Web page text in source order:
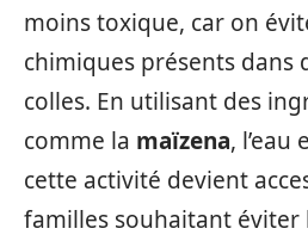
moins toxique, car on
chimiques présents dans
colles. En utilisant des
comme la maïzena, l’eau
cette activité devient
familles souhaitant éviter